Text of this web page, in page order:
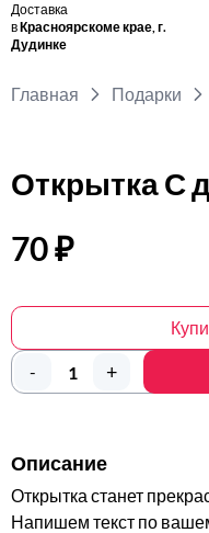
Доставка
вКрасноярскоме крае, г.
Дудинке
Главная Подарки
Открытка С
70 ₽
- +
Описание
Открытка станет
Напишем текст по